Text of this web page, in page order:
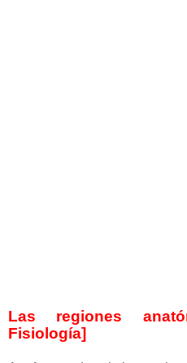
Las regiones
Fisiología]